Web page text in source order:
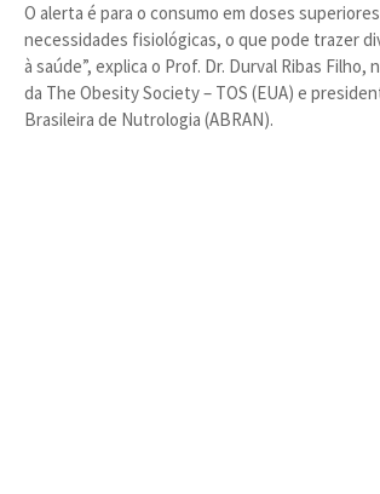
O alerta é para o consumo em doses
necessidades fisiológicas, o que pode trazer
à saúde”, explica o Prof. Dr. Durval Ribas
da The Obesity Society – TOS (EUA) e
Brasileira de Nutrologia (ABRAN).